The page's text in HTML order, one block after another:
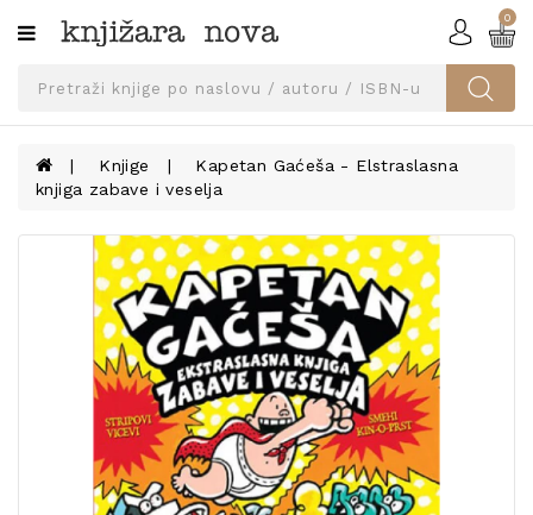
Kategorije
SVEUČILIŠNA
UDŽBENICI
PRIBOR
UDŽBENIKE!
KONTAKT
0
Knjige
Kapetan Gaćeša - Elstraslasna
knjiga zabave i veselja